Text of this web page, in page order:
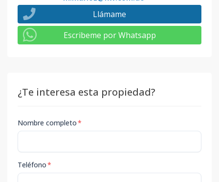
Llámame
Escribeme por Whatsapp
¿Te interesa esta propiedad?
Nombre completo*
Teléfono*